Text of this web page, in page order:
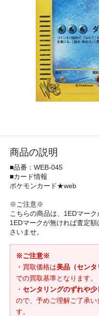
商品の説明
■品番：WEB-045
■カード情報
ポケモンカード★web
※ご注意※
こちらの商品は、1EDマー
1EDマークが無ければ査定
さいませ。
※ご注意※
・買取価格は美品（セン
での買取基準となります。
・ センタリングのずれや
ので、予めご理解ご了承
す。